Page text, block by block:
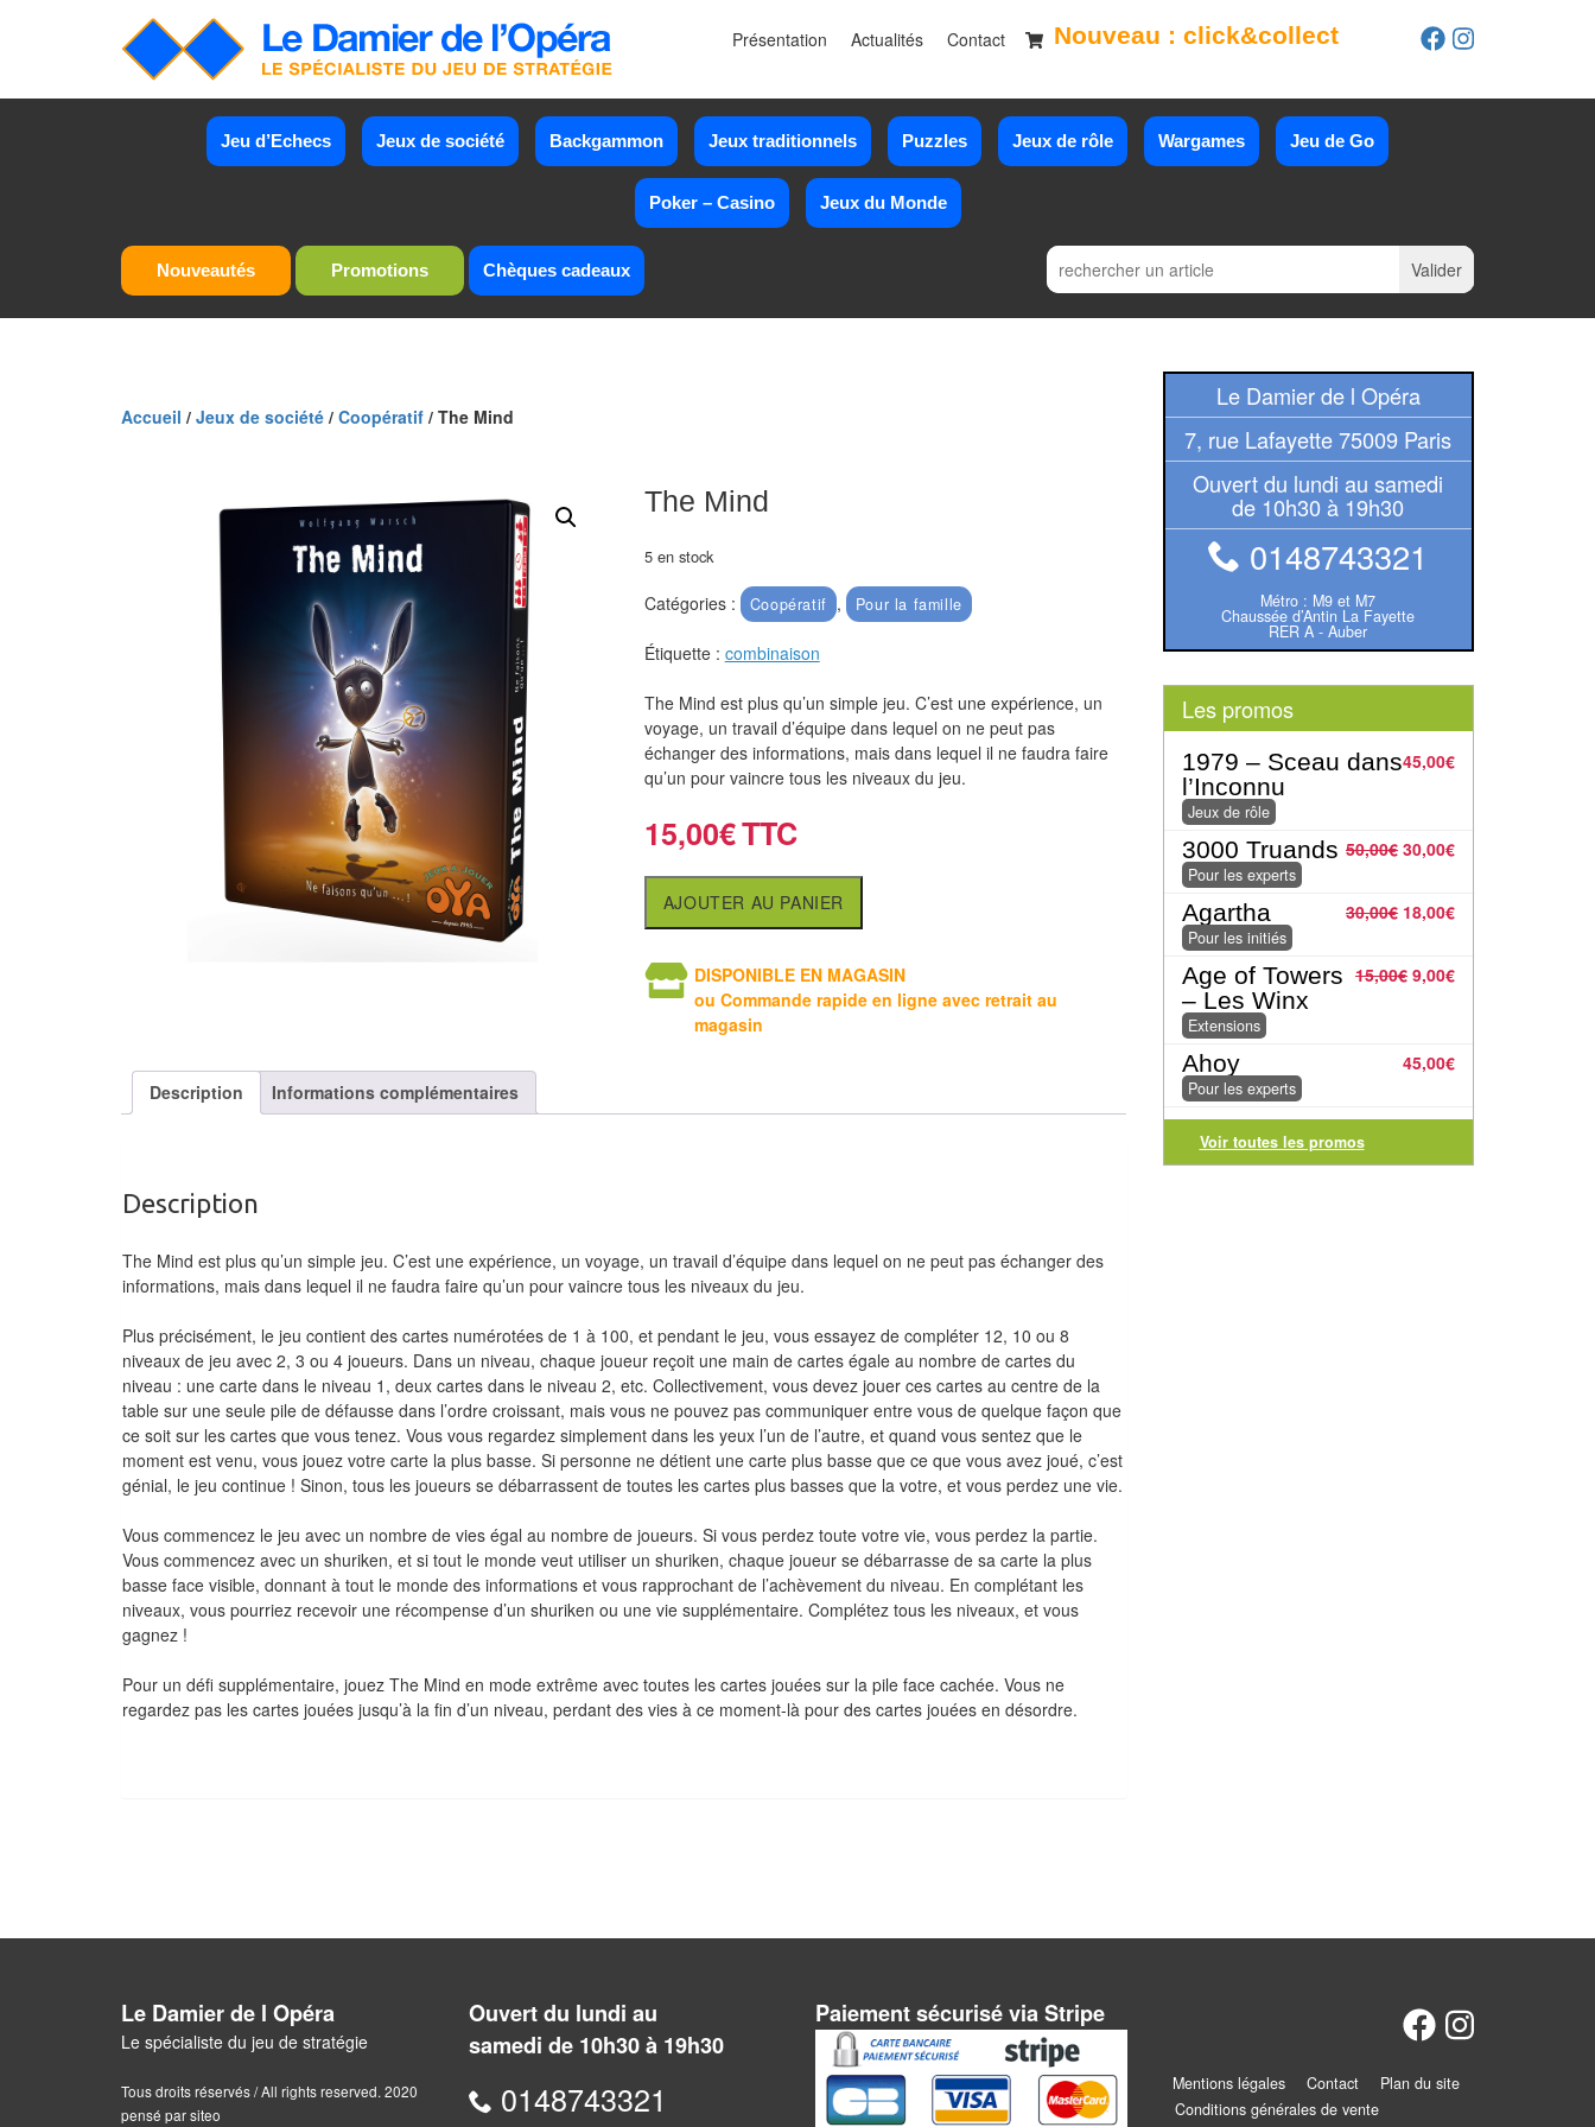
Présentation Actualités Contact Nouveau : click&collect
Jeu d’Echecs Jeux de société Backgammon Jeux traditionnels Puzzles Jeux de rôle Wargames Jeu de Go
Poker – Casino Jeux du Monde
Nouveautés Promotions Chèques cadeaux
Accueil / Jeux de société / Coopératif / The Mind
The Mind
5 en stock
Catégories : Coopératif , Pour la famille
Étiquette : combinaison
The Mind est plus qu’un simple jeu. C’est une expérience, un
voyage, un travail d’équipe dans lequel on ne peut pas
échanger des informations, mais dans lequel il ne faudra faire
qu’un pour vaincre tous les niveaux du jeu.
15,00€
AJOUTER AU PANIER
DISPONIBLE EN MAGASIN
ou Commande rapide en ligne avec retrait au
magasin
Description Informations complémentaires
Description
The Mind est plus qu’un simple jeu. C’est une expérience, un voyage, un travail d’équipe dans lequel on ne peut pas échanger des
informations, mais dans lequel il ne faudra faire qu’un pour vaincre tous les niveaux du jeu.
Plus précisément, le jeu contient des cartes numérotées de 1 à 100, et pendant le jeu, vous essayez de compléter 12, 10 ou 8
niveaux de jeu avec 2, 3 ou 4 joueurs. Dans un niveau, chaque joueur reçoit une main de cartes égale au nombre de cartes du
niveau : une carte dans le niveau 1, deux cartes dans le niveau 2, etc. Collectivement, vous devez jouer ces cartes au centre de la
table sur une seule pile de défausse dans l’ordre croissant, mais vous ne pouvez pas communiquer entre vous de quelque façon que
ce soit sur les cartes que vous tenez. Vous vous regardez simplement dans les yeux l’un de l’autre, et quand vous sentez que le
moment est venu, vous jouez votre carte la plus basse. Si personne ne détient une carte plus basse que ce que vous avez joué, c’est
génial, le jeu continue ! Sinon, tous les joueurs se débarrassent de toutes les cartes plus basses que la votre, et vous perdez une vie.
Vous commencez le jeu avec un nombre de vies égal au nombre de joueurs. Si vous perdez toute votre vie, vous perdez la partie.
Vous commencez avec un shuriken, et si tout le monde veut utiliser un shuriken, chaque joueur se débarrasse de sa carte la plus
basse face visible, donnant à tout le monde des informations et vous rapprochant de l’achèvement du niveau. En complétant les
niveaux, vous pourriez recevoir une récompense d’un shuriken ou une vie supplémentaire. Complétez tous les niveaux, et vous
gagnez !
Pour un défi supplémentaire, jouez The Mind en mode extrême avec toutes les cartes jouées sur la pile face cachée. Vous ne
regardez pas les cartes jouées jusqu’à la fin d’un niveau, perdant des vies à ce moment-là pour des cartes jouées en désordre.
Le Damier de l Opéra
7, rue Lafayette 75009 Paris
Ouvert du lundi au samedi
de 10h30 à 19h30
0148743321
Métro : M9 et M7
Chaussée d’Antin La Fayette
RER A - Auber
Les promos
45,00€
1979 – Sceau dans
l’Inconnu
Jeux de rôle
50,00€ 30,00€
3000 Truands
Pour les experts
30,00€ 18,00€
Agartha
Pour les initiés
15,00€ 9,00€
Age of Towers
– Les Winx
Extensions
45,00€
Ahoy
Pour les experts
Voir toutes les promos
Le Damier de l Opéra
Le spécialiste du jeu de stratégie
Tous droits réservés / All rights reserved. 2020
pensé par siteo
Ouvert du lundi au
samedi de 10h30 à 19h30
0148743321
Paiement sécurisé via Stripe
Mentions légales Contact
Plan du site
Conditions générales de vente